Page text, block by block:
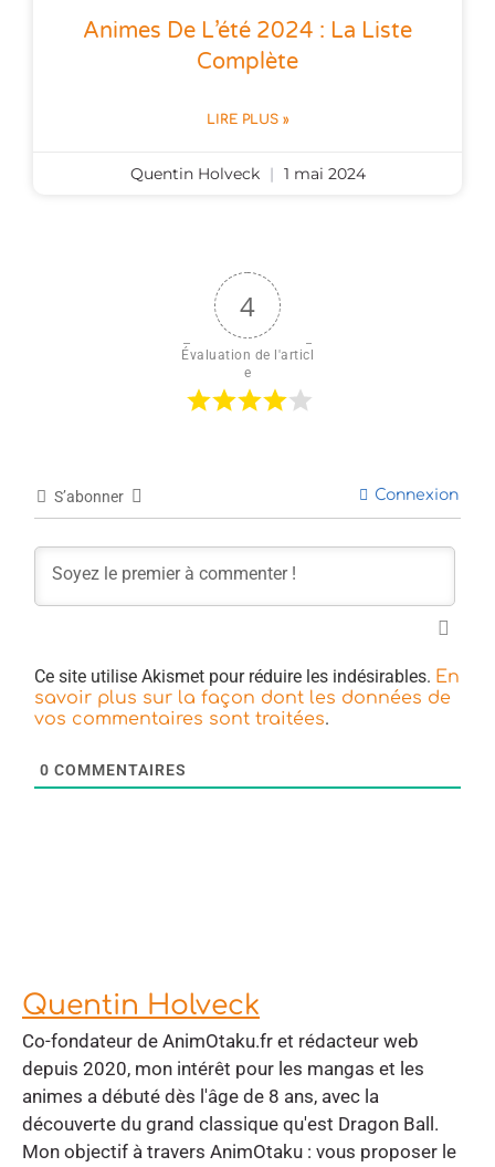
Animes De L’été 2024 : La Liste
Complète
LIRE PLUS »
Quentin Holveck 1 mai 2024
4
Évaluation de l'articl
e
S’abonner Connexion
Ce site utilise Akismet pour réduire les indésirables. En
savoir plus sur la façon dont les données de
vos commentaires sont traitées.
0 COMMENTAIRES
Quentin Holveck
Co-fondateur de AnimOtaku.fr et rédacteur web
depuis 2020, mon intérêt pour les mangas et les
animes a débuté dès l'âge de 8 ans, avec la
découverte du grand classique qu'est Dragon Ball.
Mon objectif à travers AnimOtaku : vous proposer le